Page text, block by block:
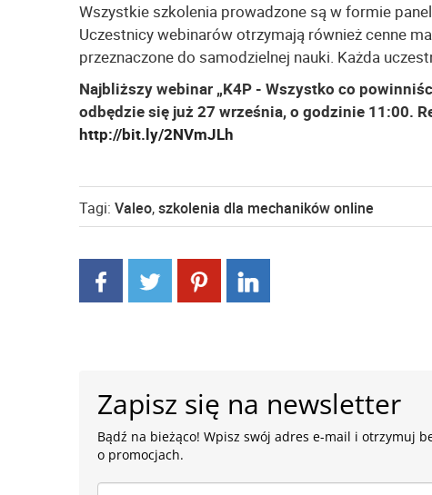
Wszystkie szkolenia prowadzone są w formie
Uczestnicy webinarów otrzymają również cenne
przeznaczone do samodzielnej nauki. Każda
Najbliższy webinar „K4P - Wszystko co
odbędzie się już 27 września, o godzinie 11:00.
http://bit.ly/2NVmJLh
Tagi: Valeo,szkolenia dla mechaników online
Zapisz się na newsletter
Bądź na bieżąco! Wpisz swój adres e-mail i otrzymuj
o promocjach.